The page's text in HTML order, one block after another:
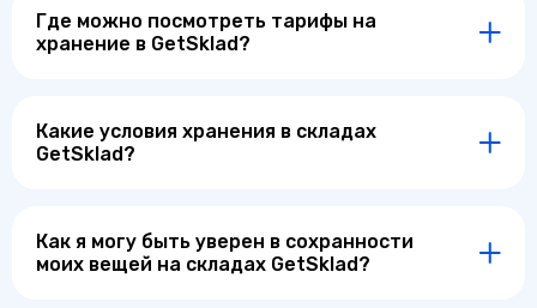
Где можно посмотреть тарифы на
хранение в GetSklad?
Какие условия хранения в складах
GetSklad?
Как я могу быть уверен в сохранности
моих вещей на складах GetSklad?